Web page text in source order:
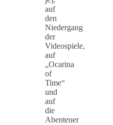
auf
den
Niedergang
der
Videospiele,
auf
„Ocarina
of
Time“
und
auf
die
Abenteuer